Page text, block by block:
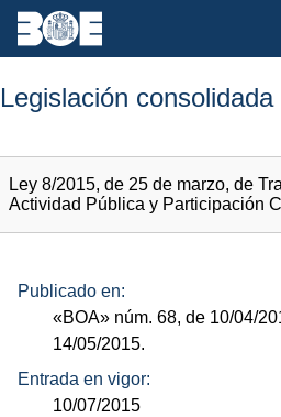
Legislación consolidada
Ley 8/2015, de 25 de marzo, de
Actividad Pública y Participación
Publicado en:
«BOA» núm. 68, de 10/04/
14/05/2015.
Entrada en vigor:
10/07/2015